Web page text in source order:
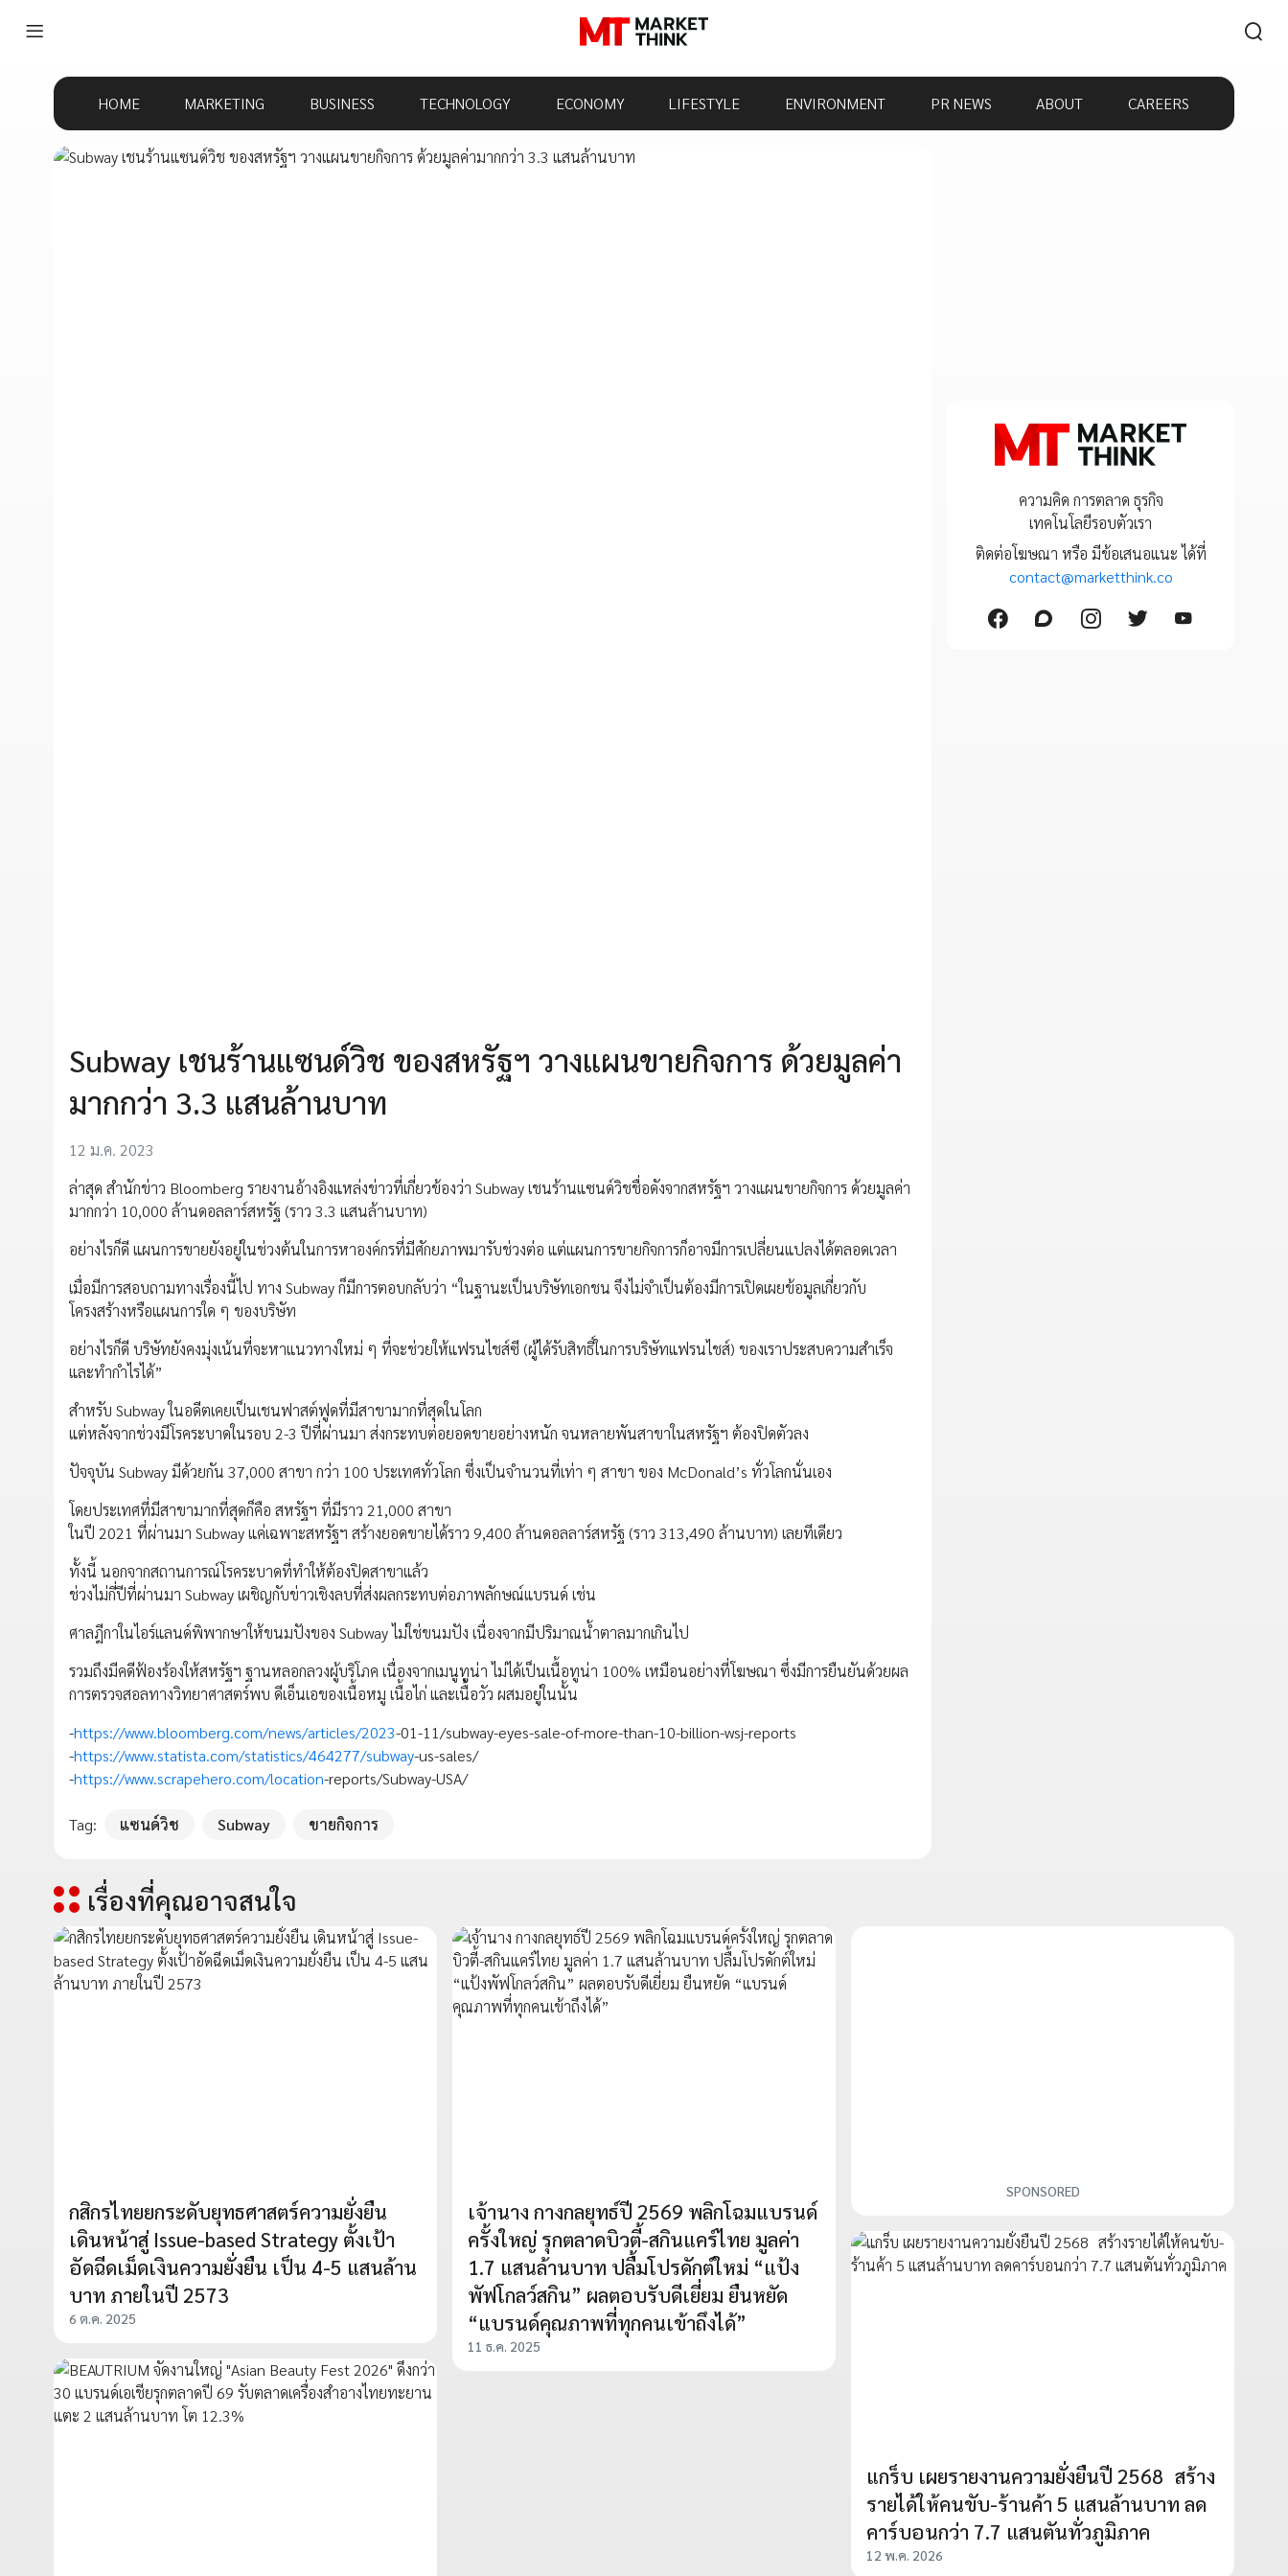
HOME MARKETING BUSINESS TECHNOLOGY ECONOMY LIFESTYLE ENVIRONMENT PR NEWS ABOUT CAREERS
Subway เชนร้านแซนด์วิช ของสหรัฐฯ วางแผนขายกิจการ ด้วยมูลค่า
มากกว่า 3.3 แสนล้านบาท
12 ม.ค. 2023
ล่าสุด สำนักข่าว Bloomberg รายงานอ้างอิงแหล่งข่าวที่เกี่ยวข้องว่า Subway เชนร้านแซนด์วิชชื่อดังจากสหรัฐฯ วางแผนขายกิจการ ด้วยมูลค่า
มากกว่า 10,000 ล้านดอลลาร์สหรัฐ (ราว 3.3 แสนล้านบาท)
อย่างไรก็ดี แผนการขายยังอยู่ในช่วงต้นในการหาองค์กรที่มีศักยภาพมารับช่วงต่อ แต่แผนการขายกิจการก็อาจมีการเปลี่ยนแปลงได้ตลอดเวลา
เมื่อมีการสอบถามทางเรื่องนี้ไป ทาง Subway ก็มีการตอบกลับว่า “ในฐานะเป็นบริษัทเอกชน จึงไม่จำเป็นต้องมีการเปิดเผยข้อมูลเกี่ยวกับ
โครงสร้างหรือแผนการใด ๆ ของบริษัท
อย่างไรก็ดี บริษัทยังคงมุ่งเน้นที่จะหาแนวทางใหม่ ๆ ที่จะช่วยให้แฟรนไชส์ซี (ผู้ได้รับสิทธิ์ในการบริษัทแฟรนไชส์) ของเราประสบความสำเร็จ
และทำกำไรได้”
สำหรับ Subway ในอดีตเคยเป็นเชนฟาสต์ฟูดที่มีสาขามากที่สุดในโลก
แต่หลังจากช่วงมีโรคระบาดในรอบ 2-3 ปีที่ผ่านมา ส่งกระทบต่อยอดขายอย่างหนัก จนหลายพันสาขาในสหรัฐฯ ต้องปิดตัวลง
ปัจจุบัน Subway มีด้วยกัน 37,000 สาขา กว่า 100 ประเทศทั่วโลก ซึ่งเป็นจำนวนที่เท่า ๆ สาขา ของ McDonald’s ทั่วโลกนั่นเอง
โดยประเทศที่มีสาขามากที่สุดก็คือ สหรัฐฯ ที่มีราว 21,000 สาขา
ในปี 2021 ที่ผ่านมา Subway แค่เฉพาะสหรัฐฯ สร้างยอดขายได้ราว 9,400 ล้านดอลลาร์สหรัฐ (ราว 313,490 ล้านบาท) เลยทีเดียว
ทั้งนี้ นอกจากสถานการณ์โรคระบาดที่ทำให้ต้องปิดสาขาแล้ว
ช่วงไม่กี่ปีที่ผ่านมา Subway เผชิญกับข่าวเชิงลบที่ส่งผลกระทบต่อภาพลักษณ์แบรนด์ เช่น
ศาลฎีกาในไอร์แลนด์พิพากษาให้ขนมปังของ Subway ไม่ใช่ขนมปัง เนื่องจากมีปริมาณน้ำตาลมากเกินไป
รวมถึงมีคดีฟ้องร้องให้สหรัฐฯ ฐานหลอกลวงผู้บริโภค เนื่องจากเมนูทูน่า ไม่ได้เป็นเนื้อทูน่า 100% เหมือนอย่างที่โฆษณา ซึ่งมีการยืนยันด้วยผล
การตรวจสอลทางวิทยาศาสตร์พบ ดีเอ็นเอของเนื้อหมู เนื้อไก่ และเนื้อวัว ผสมอยู่ในนั้น
-https://www.bloomberg.com/news/articles/2023-01-11/subway-eyes-sale-of-more-than-10-billion-wsj-reports
-https://www.statista.com/statistics/464277/subway-us-sales/
-https://www.scrapehero.com/location-reports/Subway-USA/
Tag: แซนด์วิช Subway ขายกิจการ
ความคิด การตลาด ธุรกิจ
เทคโนโลยีรอบตัวเรา
ติดต่อโฆษณา หรือ มีข้อเสนอแนะ ได้ที่
contact@marketthink.co
เรื่องที่คุณอาจสนใจ
กสิกรไทยยกระดับยุทธศาสตร์ความยั่งยืน
เดินหน้าสู่ Issue-based Strategy ตั้งเป้า
อัดฉีดเม็ดเงินความยั่งยืน เป็น 4-5 แสนล้าน
บาท ภายในปี 2573
6 ต.ค. 2025
เจ้านาง กางกลยุทธ์ปี 2569 พลิกโฉมแบรนด์
ครั้งใหญ่ รุกตลาดบิวตี้-สกินแคร์ไทย มูลค่า
1.7 แสนล้านบาท ปลื้มโปรดักต์ใหม่ “แป้ง
พัฟโกลว์สกิน” ผลตอบรับดีเยี่ยม ยืนหยัด
“แบรนด์คุณภาพที่ทุกคนเข้าถึงได้”
11 ธ.ค. 2025
SPONSORED
แกร็บ เผยรายงานความยั่งยืนปี 2568 สร้าง
รายได้ให้คนขับ-ร้านค้า 5 แสนล้านบาท ลด
คาร์บอนกว่า 7.7 แสนตันทั่วภูมิภาค
12 พ.ค. 2026